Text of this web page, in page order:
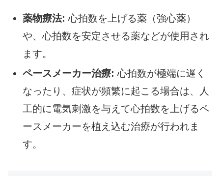
薬物療法: 心拍数を上げる薬（強心薬）
や、心拍数を安定させる薬などが使用され
ます。
ペースメーカー治療: 心拍数が極端に遅く
なったり、症状が頻繁に起こる場合は、人
工的に電気刺激を与えて心拍数を上げるペ
ースメーカーを植え込む治療が行われま
す。